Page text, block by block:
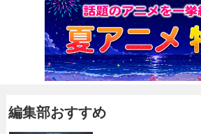
編集部おすすめ